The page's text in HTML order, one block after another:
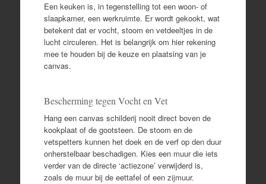
Een keuken is, in tegenstelling tot een woon- of
slaapkamer, een werkruimte. Er wordt gekookt, wat
betekent dat er vocht, stoom en vetdeeltjes in de
lucht circuleren. Het is belangrijk om hier rekening
mee te houden bij de keuze en plaatsing van je
canvas.
Bescherming tegen Vocht en Vet
Hang een canvas schilderij nooit direct boven de
kookplaat of de gootsteen. De stoom en de
vetspetters kunnen het doek en de verf op den duur
onherstelbaar beschadigen. Kies een muur die iets
verder van de directe ‘actiezone’ verwijderd is,
zoals de muur bij de eettafel of een zijmuur.